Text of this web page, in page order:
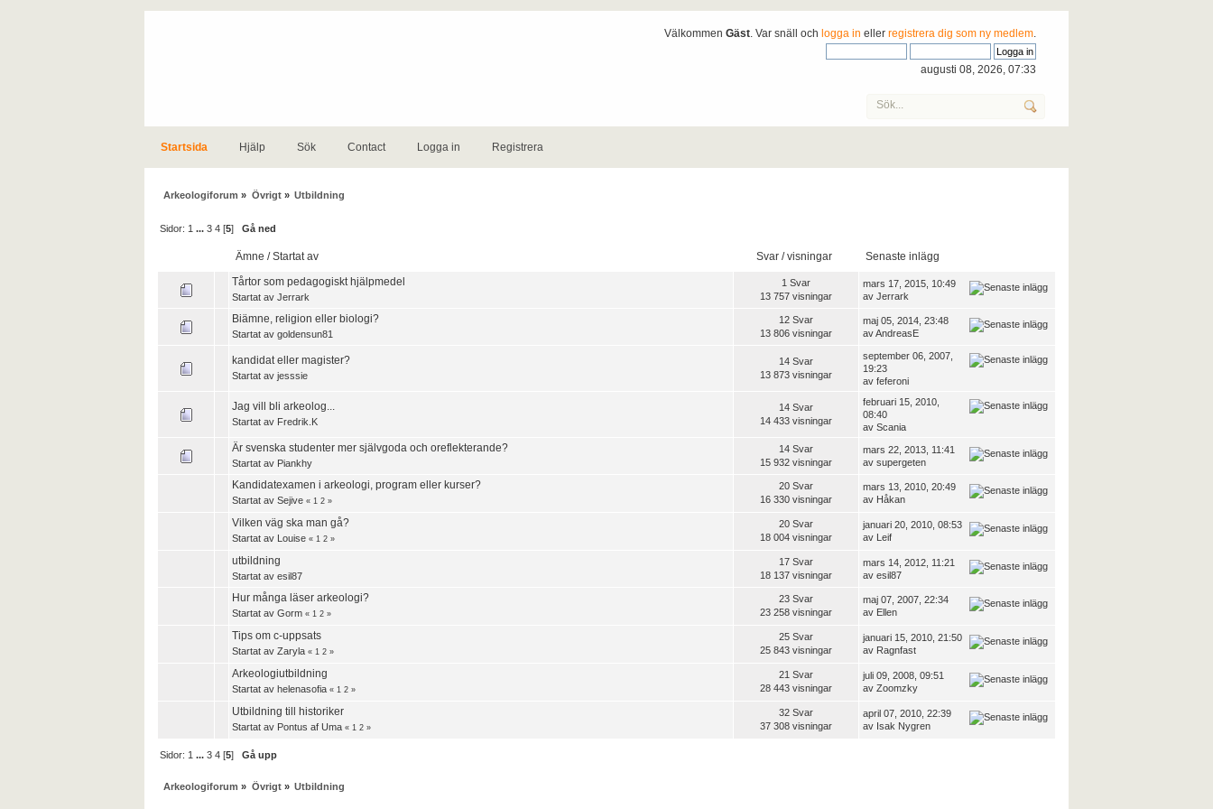
VälkommenGäst . Var snäll ochlogga in ellerregistrera dig som ny medlem
augusti 08, 2026, 07:33
Startsida Hjälp Sök Contact Logga in Registrera
Arkeologiforum » Övrigt» Utbildning
Sidor: 1 ...3 4 [5]Gå ned
Ämne /Startat av Svar /visningar
Senaste inlägg
Tårtor som pedagogiskt hjälpmedel
Startat av Jerrark
1 Svar
13 757 visningar
mars 17, 2015, 10:49
av Jerrark
Biämne, religion eller biologi?
Startat av goldensun81
12 Svar
13 806 visningar
maj 05, 2014, 23:48
avAndreasE
kandidat eller magister?
Startat av jesssie
14 Svar
13 873 visningar
september 06, 2007,
19:23
av feferoni
Jag vill bli arkeolog...
Startat av Fredrik.K
14 Svar
14 433 visningar
februari 15, 2010,
08:40
av Scania
Är svenska studenter mer självgoda och oreflekterande?
Startat av Piankhy
14 Svar
15 932 visningar
mars 22, 2013, 11:41
av supergeten
Kandidatexamen i arkeologi, program eller kurser?
Startat av Sejive « 1 2 »
20 Svar
16 330 visningar
mars 13, 2010, 20:49
av Håkan
Vilken väg ska man gå?
Startat av Louise « 1 2 »
20 Svar
18 004 visningar
januari 20, 2010, 08:53
av Leif
utbildning
Startat av esil87
17 Svar
18 137 visningar
mars 14, 2012, 11:21
av esil87
Hur många läser arkeologi?
Startat av Gorm « 1 2 »
23 Svar
23 258 visningar
maj 07, 2007, 22:34
av Ellen
Tips om c-uppsats
Startat av Zaryla « 1 2 »
25 Svar
25 843 visningar
januari 15, 2010, 21:50
av Ragnfast
Arkeologiutbildning
Startat av helenasofia « 1 2 »
21 Svar
28 443 visningar
juli 09, 2008, 09:51
av Zoomzky
Utbildning till historiker
Startat av Pontus af Uma « 1 2 »
32 Svar
37 308 visningar
april 07, 2010, 22:39
av Isak Nygren
Sidor: 1 ...3 4 [5]Gå upp
Arkeologiforum » Övrigt» Utbildning